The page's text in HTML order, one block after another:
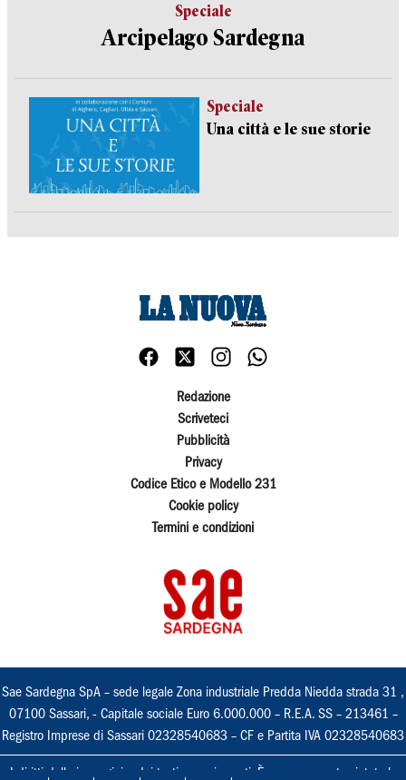
Speciale
Arcipelago Sardegna
Speciale
Una città e le sue storie
Redazione
Scriveteci
Pubblicità
Privacy
Codice Etico e Modello 231
Cookie policy
Termini e condizioni
Sae Sardegna SpA – sede legale Zona industriale Predda Niedda strada 31 ,
07100 Sassari, - Capitale sociale Euro 6.000.000 – R.E.A. SS – 213461 –
Registro Imprese di Sassari 02328540683 – CF e Partita IVA 02328540683
I diritti delle immagini e dei testi sono riservati. È espressamente vietata la